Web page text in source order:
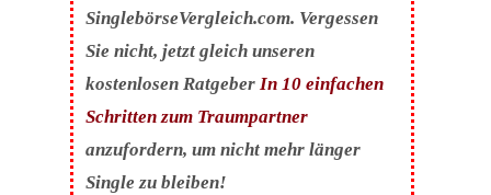
SinglebörseVergleich.com. Vergessen
Sie nicht, jetzt gleich unseren
kostenlosen RatgeberIn 10 einfachen
Schritten zum Traumpartner
anzufordern, um nicht mehr länger
Single zu bleiben!